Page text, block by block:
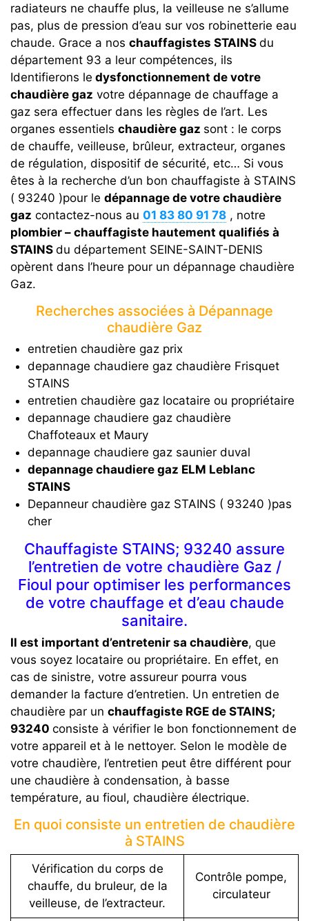
radiateurs ne chauffe plus, la veilleuse ne s’allume
pas, plus de pression d’eau sur vos robinetterie eau
chaude. Grace a nos chauffagistes STAINS du
département 93 a leur compétences, ils
Identifierons le dysfonctionnement de votre
chaudière gaz votre dépannage de chauffage a
gaz sera effectuer dans les règles de l’art. Les
organes essentiels chaudière gaz sont : le corps
de chauffe, veilleuse, brûleur, extracteur, organes
de régulation, dispositif de sécurité, etc… Si vous
êtes à la recherche d’un bon chauffagiste à STAINS
( 93240 )pour le dépannage de votre chaudière
gaz contactez-nous au 01 83 80 91 78 , notre
plombier – chauffagiste hautement qualifiés à
STAINS du département SEINE-SAINT-DENIS
opèrent dans l’heure pour un dépannage chaudière
Gaz.
Recherches associées à Dépannage
chaudière Gaz
entretien chaudière gaz prix
depannage chaudiere gaz chaudière Frisquet
STAINS
entretien chaudière gaz locataire ou propriétaire
depannage chaudiere gaz chaudière
Chaffoteaux et Maury
depannage chaudiere gaz saunier duval
depannage chaudiere gaz ELM Leblanc
STAINS
Depanneur chaudière gaz STAINS ( 93240 )pas
cher
Chauffagiste STAINS; 93240 assure
l’entretien de votre chaudière Gaz /
Fioul pour optimiser les performances
de votre chauffage et d’eau chaude
sanitaire.
Il est important d’entretenir sa chaudière, que
vous soyez locataire ou propriétaire. En effet, en
cas de sinistre, votre assureur pourra vous
demander la facture d’entretien. Un entretien de
chaudière par un chauffagiste RGE de STAINS;
93240 consiste à vérifier le bon fonctionnement de
votre appareil et à le nettoyer. Selon le modèle de
votre chaudière, l’entretien peut être différent pour
une chaudière à condensation, à basse
température, au fioul, chaudière électrique.
En quoi consiste un entretien de chaudière
à STAINS
Vérification du corps de
chauffe, du bruleur, de la
veilleuse, de l’extracteur.
Contrôle pompe,
circulateur